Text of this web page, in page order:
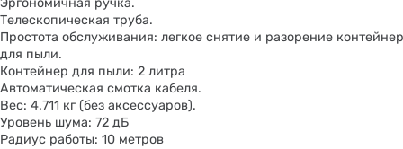
Эргономичная ручка.
Телескопическая труба.
Простота обслуживания: легкое снятие и разорение
для пыли.
Контейнер для пыли: 2 литра
Автоматическая смотка кабеля.
Вес: 4.711 кг (без аксессуаров).
Уровень шума: 72 дБ
Радиус работы: 10 метров